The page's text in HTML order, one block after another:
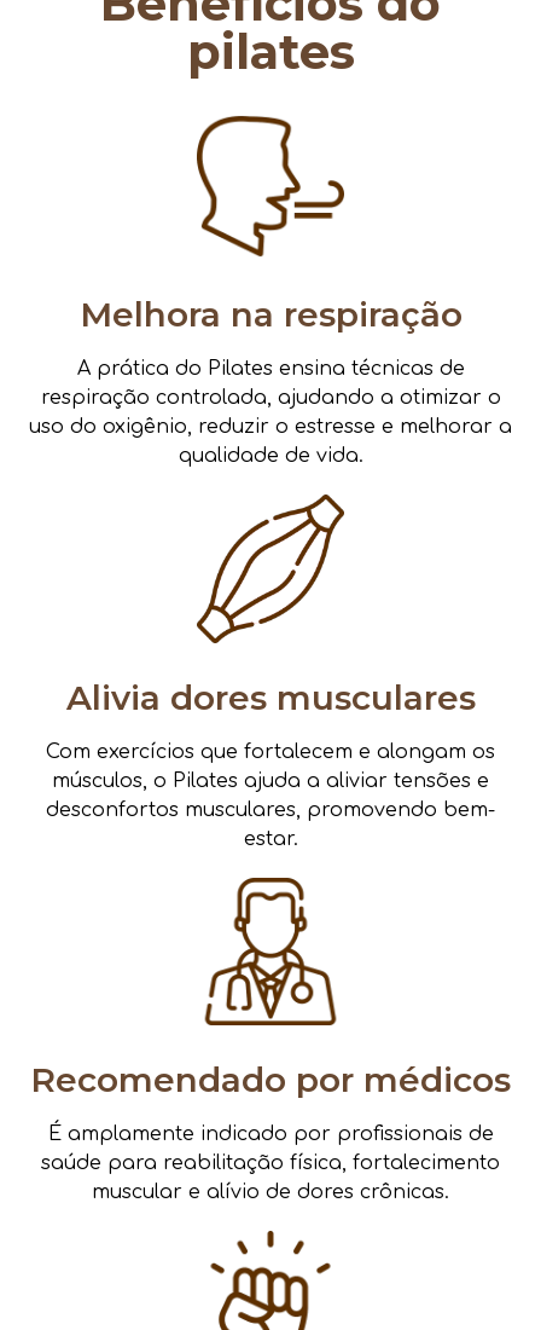
pilates
Melhora na respiração
A prática do Pilates ensina técnicas de
respiração controlada, ajudando a otimizar o
uso do oxigênio, reduzir o estresse e melhorar a
qualidade de vida.
Alivia dores musculares
Com exercícios que fortalecem e alongam os
músculos, o Pilates ajuda a aliviar tensões e
desconfortos musculares, promovendo bem-
estar.
Recomendado por médicos
É amplamente indicado por profissionais de
saúde para reabilitação física, fortalecimento
muscular e alívio de dores crônicas.